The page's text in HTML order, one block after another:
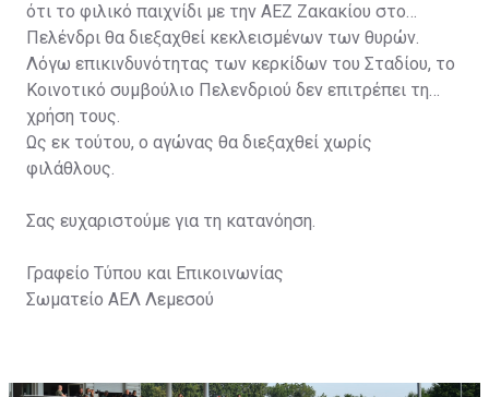
ότι το φιλικό παιχνίδι με την ΑΕΖ Ζακακίου στο
Πελένδρι θα διεξαχθεί κεκλεισμένων των θυρών.
Λόγω επικινδυνότητας των κερκίδων του Σταδίου, το
Κοινοτικό συμβούλιο Πελενδριού δεν επιτρέπει τη
χρήση τους.
Ως εκ τούτου, ο αγώνας θα διεξαχθεί χωρίς
φιλάθλους.
Σας ευχαριστούμε για τη κατανόηση.
Γραφείο Τύπου και Επικοινωνίας
Σωματείο ΑΕΛ Λεμεσού